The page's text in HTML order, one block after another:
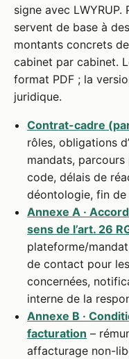
signe avec
servent de base à
montants concrets
cabinet par cabinet.
format PDF ; la
juridique.
Contrat-cadre
rôles, obligations
mandats,
code, délais de
déontologie, fin
Annexe A ·
sens de l’art. 26
plateforme/
de contact pour
concernées,
interne de la
Annexe B ·
facturation –
affacturage non-